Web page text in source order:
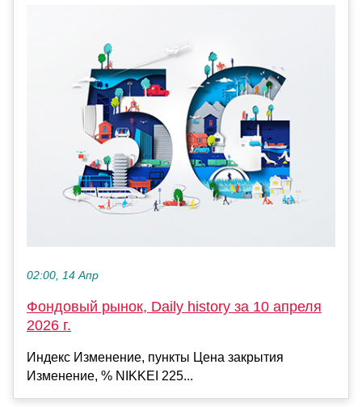
02:00, 14 Апр
Фондовый рынок, Daily history за 10 апреля
2026 г.
Индекс Изменение, пункты Цена закрытия
Изменение, % NIKKEI 225...